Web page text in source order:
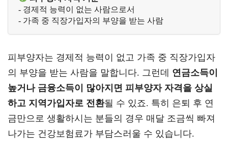
- 경제적 능력이 없는 사람으로서
- 가족 중 직장가입자의 부양을 받는 사람
피부양자는 경제적 능력이 없고 가족 중 직장가입자
의 부양을 받는 사람을 말합니다. 그런데 연금소득이
높거나 금융소득이 많아지면 피부양자 자격을 상실
하고 지역가입자로 전환될 수 있죠. 특히 은퇴 후 연
금만으로 생활하시는 분들의 경우 매달 조금씩 빠져
나가는 건강보험료가 부담스러울 수 있습니다.